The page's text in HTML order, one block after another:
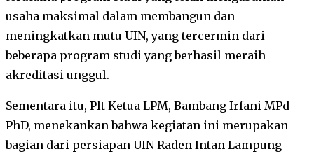
usaha maksimal dalam membangun dan
meningkatkan mutu UIN, yang tercermin dari
beberapa program studi yang berhasil meraih
akreditasi unggul.
Sementara itu, Plt Ketua LPM, Bambang Irfani MPd
PhD, menekankan bahwa kegiatan ini merupakan
bagian dari persiapan UIN Raden Intan Lampung